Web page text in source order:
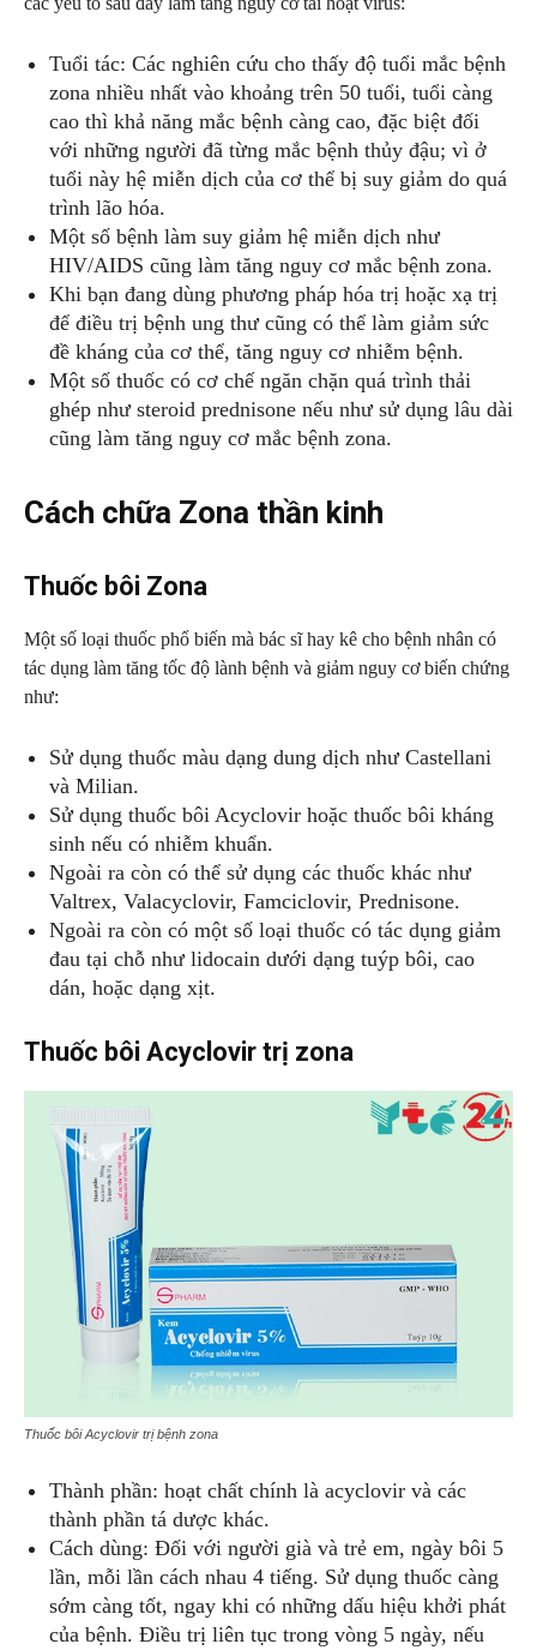
Tuổi tác: Các nghiên cứu cho thấy độ tuổi mắc bệnh
zona nhiều nhất vào khoảng trên 50 tuổi, tuổi càng
cao thì khả năng mắc bệnh càng cao, đặc biệt đối
với những người đã từng mắc bệnh thủy đậu; vì ở
tuổi này hệ miễn dịch của cơ thể bị suy giảm do quá
trình lão hóa.
Một số bệnh làm suy giảm hệ miễn dịch như
HIV/AIDS cũng làm tăng nguy cơ mắc bệnh zona.
Khi bạn đang dùng phương pháp hóa trị hoặc xạ trị
để điều trị bệnh ung thư cũng có thể làm giảm sức
đề kháng của cơ thể, tăng nguy cơ nhiễm bệnh.
Một số thuốc có cơ chế ngăn chặn quá trình thải
ghép như steroid prednisone nếu như sử dụng lâu dài
cũng làm tăng nguy cơ mắc bệnh zona.
Cách chữa Zona thần kinh
Thuốc bôi Zona
Một số loại thuốc phổ biến mà bác sĩ hay kê cho bệnh nhân có
tác dụng làm tăng tốc độ lành bệnh và giảm nguy cơ biến chứng
như:
Sử dụng thuốc màu dạng dung dịch như Castellani
và Milian.
Sử dụng thuốc bôi Acyclovir hoặc thuốc bôi kháng
sinh nếu có nhiễm khuẩn.
Ngoài ra còn có thể sử dụng các thuốc khác như
Valtrex, Valacyclovir, Famciclovir, Prednisone.
Ngoài ra còn có một số loại thuốc có tác dụng giảm
đau tại chỗ như lidocain dưới dạng tuýp bôi, cao
dán, hoặc dạng xịt.
Thuốc bôi Acyclovir trị zona
Thuốc bôi Acyclovir trị bệnh zona
Thành phần: hoạt chất chính là acyclovir và các
thành phần tá dược khác.
Cách dùng: Đối với người già và trẻ em, ngày bôi 5
lần, mỗi lần cách nhau 4 tiếng. Sử dụng thuốc càng
sớm càng tốt, ngay khi có những dấu hiệu khởi phát
của bệnh. Điều trị liên tục trong vòng 5 ngày, nếu